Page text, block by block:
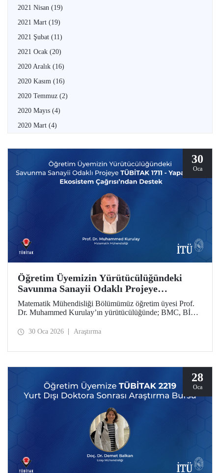
2021 Nisan (19)
2021 Mart (19)
2021 Şubat (11)
2021 Ocak (20)
2020 Aralık (16)
2020 Kasım (16)
2020 Temmuz (2)
2020 Mayıs (4)
2020 Mart (4)
30
Oca
Öğretim Üyemizin Yürütücülüğündeki
Savunma Sanayii Odaklı Projeye
TÜBİTAK 1711 - Yapay Zekâ Ekosistem
Çağrısı’ndan Destek
Matematik Mühendisliği Bölümümüz öğretim üyesi Prof.
Dr. Muhammed Kurulay’ın yürütücülüğünde; BMC, BİAS
tarafından hazırlanan proje, TÜBİTAK 1711 - Yapay Zekâ
30 Oca 2026 Araştırma
28
Oca